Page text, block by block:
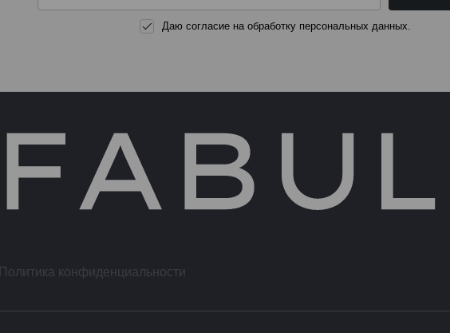
Даю согласие на обработку персональных данных.
Политика конфиденциальности